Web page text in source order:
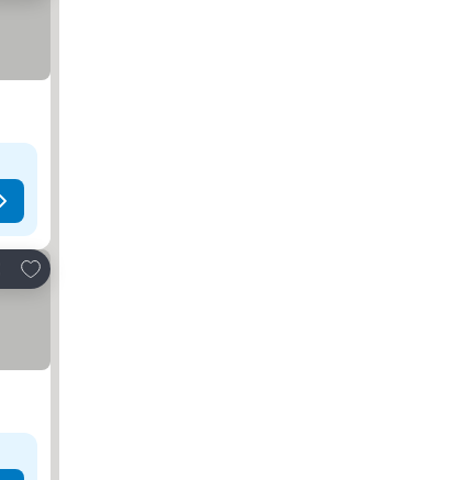
Adicionar aos favoritos